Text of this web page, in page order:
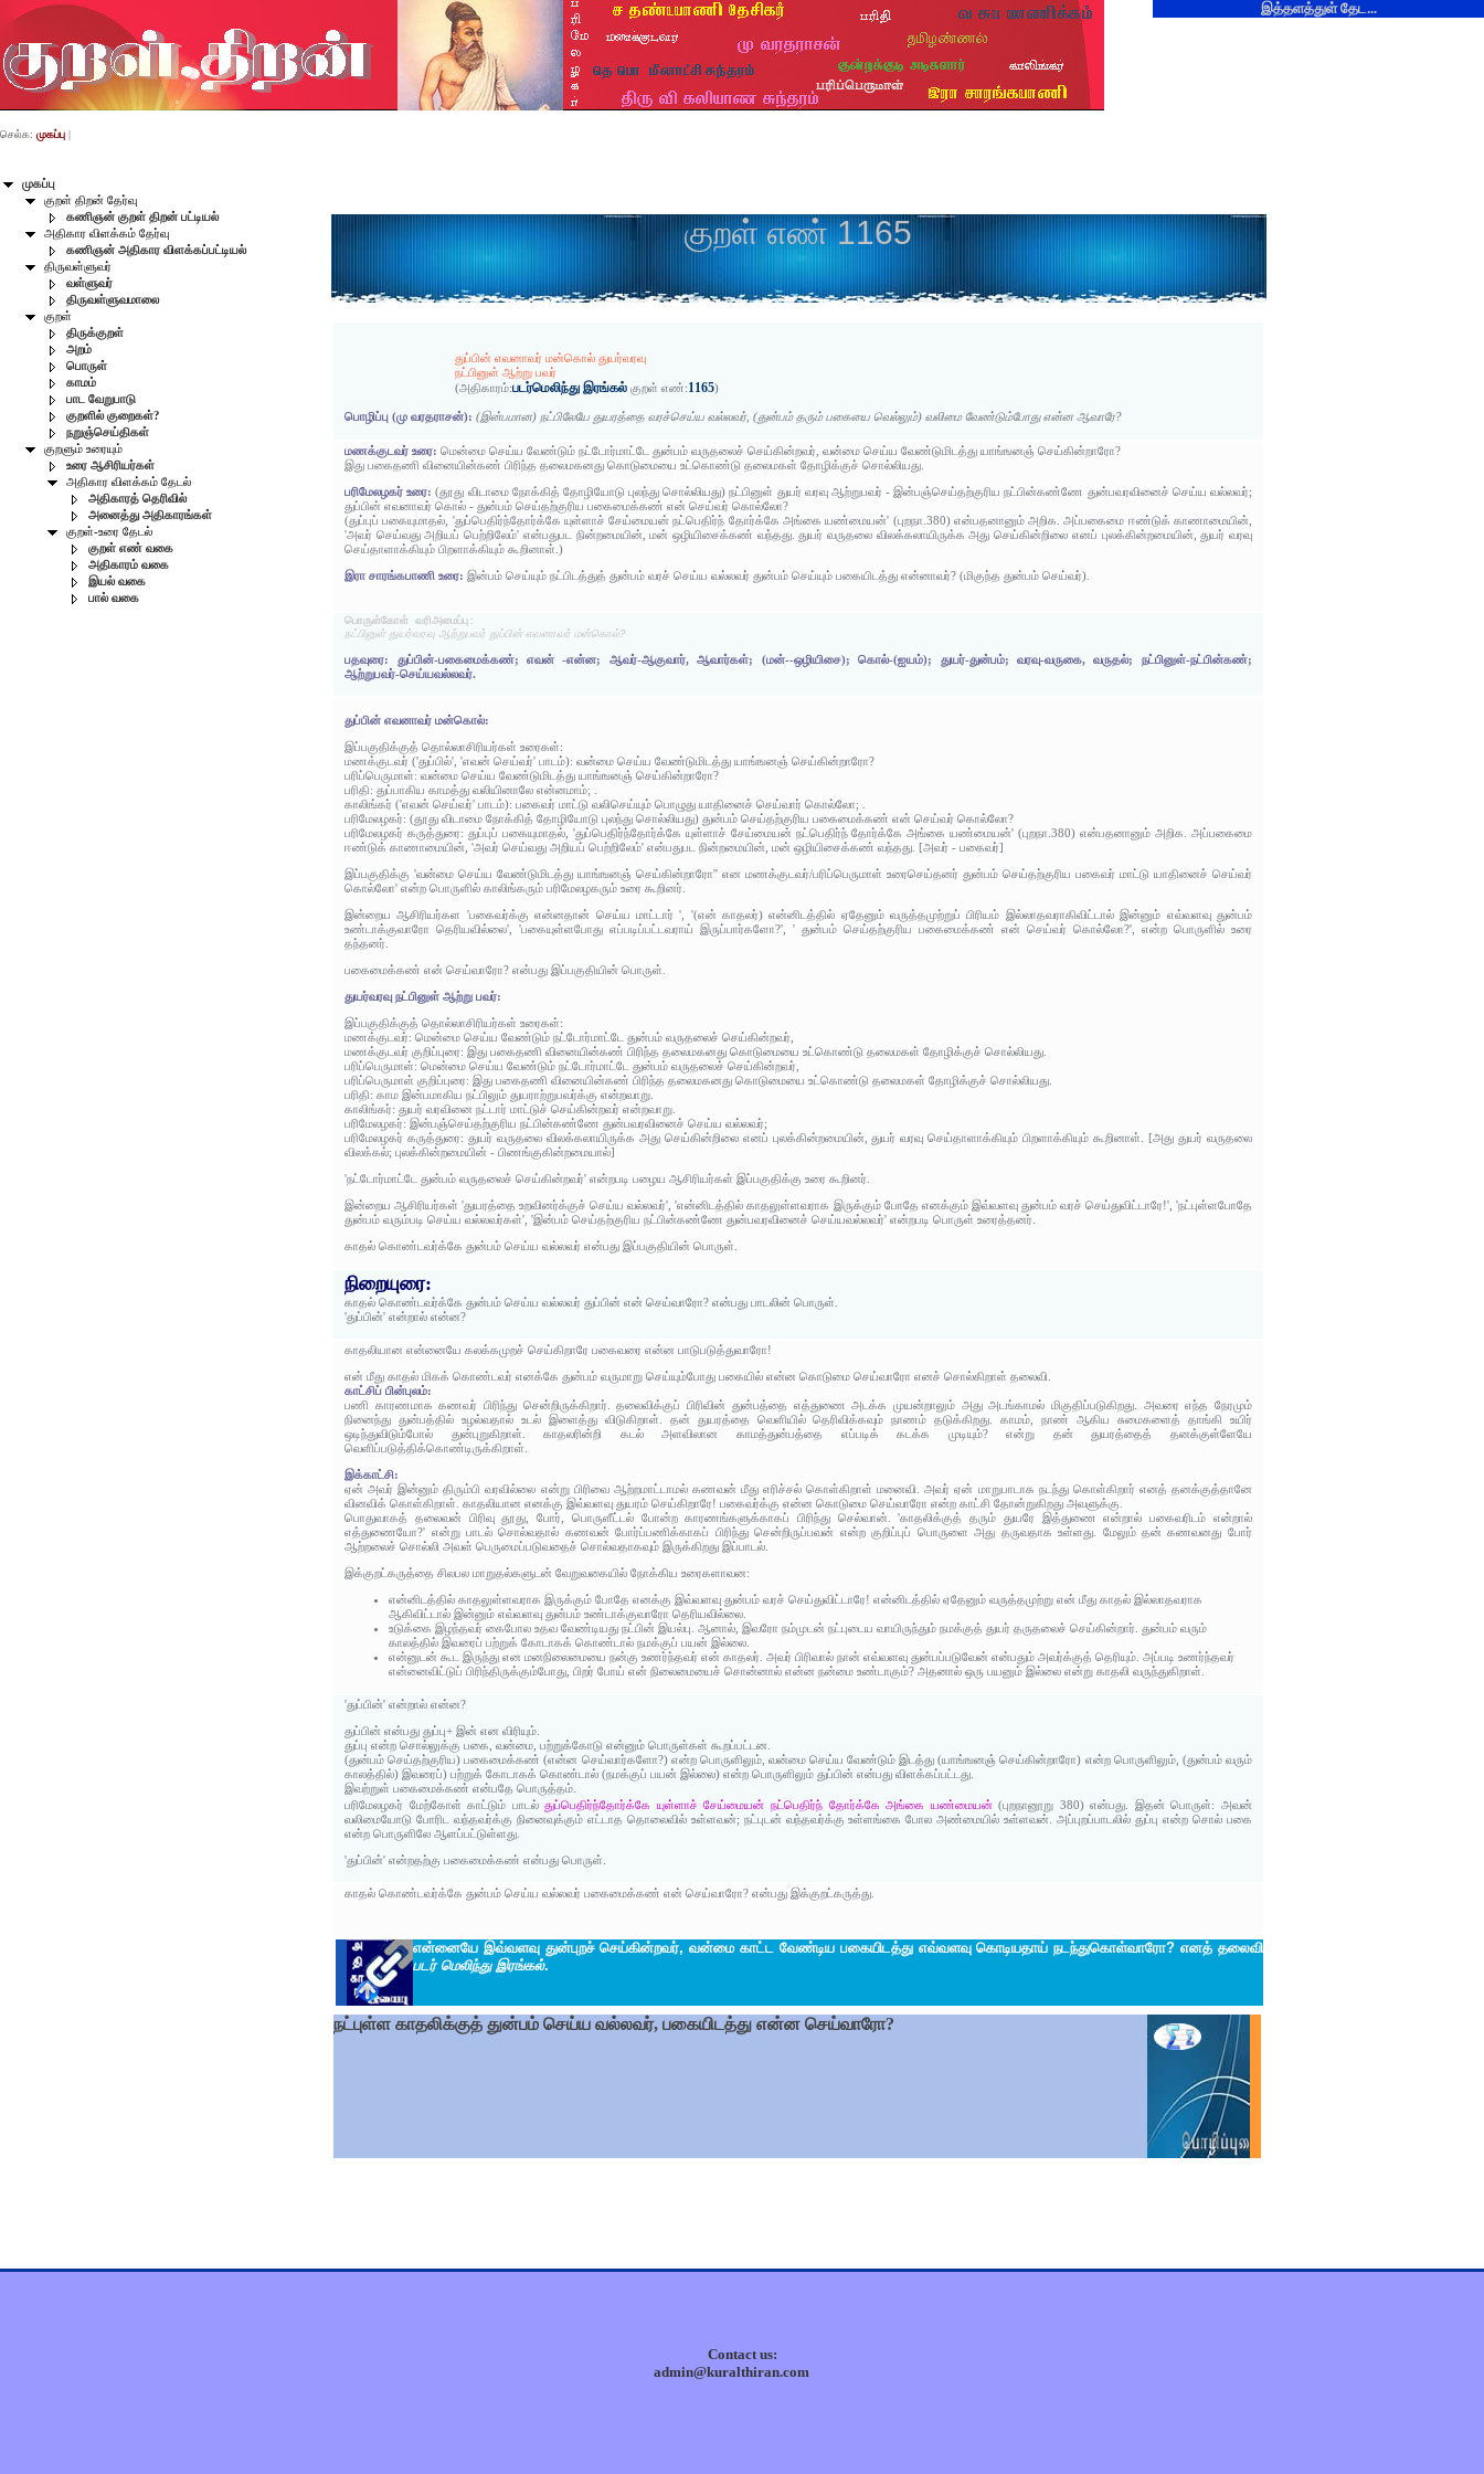
இத்தளத்துள் தேட...
முகப்பு
குறள் திறன் தேர்வு
கணிஞன் குறள் திறன் பட்டியல்
அதிகார விளக்கம் தேர்வு
கணிஞன் அதிகார விளக்கப்பட்டியல்
திருவள்ளுவர்
வள்ளுவர்
திருவள்ளுவமாலை
குறள்
திருக்குறள்
அறம்
பொருள்
காமம்
பாட வேறுபாடு
குறளில் குறைகள்?
நறுஞ்செய்திகள்
குறளும் உரையும்
உரை ஆசிரியர்கள்
அதிகார விளக்கம் தேடல்
அதிகாரத் தெரிவில்
அனைத்து அதிகாரங்கள்
குறள்-உரை தேடல்
குறள் எண் வகை
அதிகாரம் வகை
இயல் வகை
பால் வகை
செல்க: முகப்பு |
குறள் எண் 1165
துப்பின் எவனாவர் மன்கொல் துயர்வரவு
நட்பினுள் ஆற்று பவர்
(அதிகாரம்:படர்மெலிந்து இரங்கல் குறள் எண்:1165)
பொழிப்பு (மு வரதராசன்): (இன்பமான) நட்பிலேயே துயரத்தை வரச்செய்ய வல்லவர், (துன்பம் தரும் பகையை வெல்லும்) வலிமை வேண்டும்போது என்ன ஆவாரே?
மணக்குடவர் உரை:மென்மை செய்ய வேண்டும் நட்டோர்மாட்டே துன்பம் வருதலைச் செய்கின்றவர், வன்மை செய்ய வேண்டுமிடத்து யாங்ஙனஞ் செய்கின்றாரோ?
இது பகைதணி வினையின்கண் பிரிந்த தலைமகனது கொடுமையை உட்கொண்டு தலைமகள் தோழிக்குச் சொல்லியது.
பரிமேலழகர் உரை:(தூது விடாமை நோக்கித் தோழியோடு புலந்து சொல்லியது) நட்பினுள் துயர் வரவு ஆற்றுபவர் - இன்பஞ்செய்தற்குரிய நட்பின்கண்ணே துன்பவரவினைச் செய்ய வல்லவர்;
துப்பின் எவனாவர் கொல் - துன்பம் செய்தற்குரிய பகைமைக்கண் என் செய்வர் கொல்லோ?
(துப்புப் பகையுமாதல், 'துப்பெதிர்ந்தோர்க்கே யுள்ளாச் சேய்மையன் நட்பெதிர்ந் தோர்க்கே அங்கை யண்மையன்' (புறநா.380) என்பதனானும் அறிக. அப்பகைமை ஈண்டுக் காணாமையின்,
'அவர் செய்வது அறியப் பெற்றிலேம்' என்பதுபட நின்றமையின், மன் ஒழியிசைக்கண் வந்தது. துயர் வருதலை விலக்கலாயிருக்க அது செய்கின்றிலை எனப் புலக்கின்றமையின், துயர் வரவு
செய்தாளாக்கியும் பிறளாக்கியும் கூறினாள்.)
இரா சாரங்கபாணி உரை:இன்பம் செய்யும் நட்பிடத்துத் துன்பம் வரச் செய்ய வல்லவர் துன்பம் செய்யும் பகையிடத்து என்னாவர்? (மிகுந்த துன்பம் செய்வர்).
பொருள்கோள் வரிஅமைப்பு:
நட்பினுள் துயர்வரவு ஆற்றுபவர் துப்பின் எவனாவர் மன்கொல்?
பதவுரை: துப்பின்-பகைமைக்கண்; எவன் -என்ன; ஆவர்-ஆகுவார், ஆவார்கள்; (மன்--ஒழியிசை); கொல்-(ஐயம்); துயர்-துன்பம்; வரவு-வருகை, வருதல்; நட்பினுள்-நட்பின்கண்;
ஆற்றுபவர்-செய்யவல்லவர்.
துப்பின் எவனாவர் மன்கொல்:
இப்பகுதிக்குத் தொல்லாசிரியர்கள் உரைகள்:
மணக்குடவர் ('துப்பில்', 'எவன் செய்வர்' பாடம்): வன்மை செய்ய வேண்டுமிடத்து யாங்ஙனஞ் செய்கின்றாரோ?
பரிப்பெருமாள்: வன்மை செய்ய வேண்டுமிடத்து யாங்ஙனஞ் செய்கின்றாரோ?
பரிதி: துப்பாகிய காமத்து வலியினாலே என்னமாம்; .
காலிங்கர் ('எவன் செய்வர்' பாடம்): பகைவர் மாட்டு வலிசெய்யும் பொழுது யாதினைச் செய்வார் கொல்லோ; .
பரிமேலழகர்: (தூது விடாமை நோக்கித் தோழியோடு புலந்து சொல்லியது) துன்பம் செய்தற்குரிய பகைமைக்கண் என் செய்வர் கொல்லோ?
பரிமேலழகர் கருத்துரை: துப்புப் பகையுமாதல், 'துப்பெதிர்ந்தோர்க்கே யுள்ளாச் சேய்மையன் நட்பெதிர்ந் தோர்க்கே அங்கை யண்மையன்' (புறநா.380) என்பதனானும் அறிக. அப்பகைமை
ஈண்டுக் காணாமையின், 'அவர் செய்வது அறியப் பெற்றிலேம்' என்பதுபட நின்றமையின், மன் ஒழியிசைக்கண் வந்தது. [அவர் - பகைவர்]
இப்பகுதிக்கு 'வன்மை செய்ய வேண்டுமிடத்து யாங்ஙனஞ் செய்கின்றாரோ'' என மணக்குடவர்/பரிப்பெருமாள் உரைசெய்தனர் துன்பம் செய்தற்குரிய பகைவர் மாட்டு யாதினைச் செய்வர்
கொல்லோ' என்ற பொருளில் காலிங்கரும் பரிமேலழகரும் உரை கூறினர்.
இன்றைய ஆசிரியர்கள 'பகைவர்க்கு என்னதான் செய்ய மாட்டார் ', '(என் காதலர்) என்னிடத்தில் ஏதேனும் வருத்தமுற்றுப் பிரியம் இல்லாதவராகிவிட்டால் இன்னும் எவ்வளவு துன்பம்
உண்டாக்குவாரோ தெரியவில்லை', 'பகையுள்ளபோது எப்படிப்பட்டவராய் இருப்பார்களோ?', ' துன்பம் செய்தற்குரிய பகைமைக்கண் என் செய்வர் கொல்லோ?', என்ற பொருளில் உரை
தந்தனர்.
பகைமைக்கண் என் செய்வாரோ? என்பது இப்பகுதியின் பொருள்.
துயர்வரவு நட்பினுள் ஆற்று பவர்:
இப்பகுதிக்குத் தொல்லாசிரியர்கள் உரைகள்:
மணக்குடவர்: மென்மை செய்ய வேண்டும் நட்டோர்மாட்டே துன்பம் வருதலைச் செய்கின்றவர்,
மணக்குடவர் குறிப்புரை: இது பகைதணி வினையின்கண் பிரிந்த தலைமகனது கொடுமையை உட்கொண்டு தலைமகள் தோழிக்குச் சொல்லியது.
பரிப்பெருமாள்: மென்மை செய்ய வேண்டும் நட்டோர்மாட்டே துன்பம் வருதலைச் செய்கின்றவர்,
பரிப்பெருமாள் குறிப்புரை: இது பகைதணி வினையின்கண் பிரிந்த தலைமகனது கொடுமையை உட்கொண்டு தலைமகள் தோழிக்குச் சொல்லியது.
பரிதி: காம இன்பமாகிய நட்பிலும் துயராற்றுபவர்க்கு என்றவாறு.
காலிங்கர்: துயர் வரவினை நட்டார் மாட்டுச் செய்கின்றவர் என்றவாறு.
பரிமேலழகர்: இன்பஞ்செய்தற்குரிய நட்பின்கண்ணே துன்பவரவினைச் செய்ய வல்லவர்;
பரிமேலழகர் கருத்துரை: துயர் வருதலை விலக்கலாயிருக்க அது செய்கின்றிலை எனப் புலக்கின்றமையின், துயர் வரவு செய்தாளாக்கியும் பிறளாக்கியும் கூறினாள். [அது துயர் வருதலை
விலக்கல்; புலக்கின்றமையின் - பிணங்குகின்றமையால்]
'நட்டோர்மாட்டே துன்பம் வருதலைச் செய்கின்றவர்' என்றபடி பழைய ஆசிரியர்கள் இப்பகுதிக்கு உரை கூறினர்.
இன்றைய ஆசிரியர்கள் 'துயரத்தை உறவினர்க்குச் செய்ய வல்லவர்', 'என்னிடத்தில் காதலுள்ளவராக இருக்கும் போதே எனக்கும் இவ்வளவு துன்பம் வரச் செய்துவிட்டாரே!', 'நட்புள்ளபோதே
துன்பம் வரும்படி செய்ய வல்லவர்கள்', 'இன்பம் செய்தற்குரிய நட்பின்கண்ணே துன்பவரவினைச் செய்யவல்லவர்' என்றபடி பொருள் உரைத்தனர்.
காதல் கொண்டவர்க்கே துன்பம் செய்ய வல்லவர் என்பது இப்பகுதியின் பொருள்.
நிறையுரை:
காதல் கொண்டவர்க்கே துன்பம் செய்ய வல்லவர் துப்பின் என் செய்வாரோ? என்பது பாடலின் பொருள்.
'துப்பின்' என்றால் என்ன?
காதலியான என்னையே கலக்கமுறச் செய்கிறாரே பகைவரை என்ன பாடுபடுத்துவாரோ!
என் மீது காதல் மிகக் கொண்டவர் எனக்கே துன்பம் வருமாறு செய்யும்போது பகையில் என்ன கொடுமை செய்வாரோ எனச் சொல்கிறாள் தலைவி.
காட்சிப் பின்புலம்:
பணி காரணமாக கணவர் பிரிந்து சென்றிருக்கிறார். தலைவிக்குப் பிரிவின் துன்பத்தை எத்துணை அடக்க முயன்றாலும் அது அடங்காமல் மிகுதிப்படுகிறது. அவரை எந்த நேரமும்
நினைந்து துன்பத்தில் உழல்வதால் உடல் இளைத்து விடுகிறாள். தன் துயரத்தை வெளியில் தெரிவிக்கவும் நாணம் தடுக்கிறது. காமம், நாண் ஆகிய சுமைகளைத் தாங்கி உயிர்
ஒடிந்துவிடும்போல் துன்புறுகிறாள். காதலரின்றி கடல் அளவிலான காமத்துன்பத்தை எப்படிக் கடக்க முடியும்? என்று தன் துயரத்தைத் தனக்குள்ளேயே
வெளிப்படுத்திக்கொண்டிருக்கிறாள்.
இக்காட்சி:
ஏன் அவர் இன்னும் திரும்பி வரவில்லை என்று பிரிவை ஆற்றமாட்டாமல் கணவன் மீது எரிச்சல் கொள்கிறாள் மனைவி. அவர் ஏன் மாறுபாடாக நடந்து கொள்கிறார் எனத் தனக்குத்தானே
வினவிக் கொள்கிறாள். காதலியான எனக்கு இவ்வளவு துயரம் செய்கிறாரே! பகைவர்க்கு என்ன கொடுமை செய்வாரோ என்ற காட்சி தோன்றுகிறது அவளுக்கு.
பொதுவாகத் தலைவன் பிரிவு தூது, போர், பொருளீட்டல் போன்ற காரணங்களுக்காகப் பிரிந்து செல்வான். 'காதலிக்குத் தரும் துயரே இத்துணை என்றால் பகைவரிடம் என்றால்
எத்துணையோ?' என்று பாடல் சொல்வதால் கணவன் போர்ப்பணிக்காகப் பிரிந்து சென்றிருப்பவன் என்ற குறிப்புப் பொருளை அது தருவதாக உள்ளது. மேலும் தன் கணவனது போர்
ஆற்றலைச் சொல்லி அவள் பெருமைப்படுவதைச் சொல்வதாகவும் இருக்கிறது இப்பாடல்.
இக்குறட்கருத்தை சிலபல மாறுதல்களுடன் வேறுவகையில் நோக்கிய உரைகளாவன:
என்னிடத்தில் காதலுள்ளவராக இருக்கும் போதே எனக்கு இவ்வளவு துன்பம் வரச் செய்துவிட்டாரே! என்னிடத்தில் ஏதேனும் வருத்தமுற்று என் மீது காதல் இல்லாதவராக
ஆகிவிட்டால் இன்னும் எவ்வளவு துன்பம் உண்டாக்குவாரோ தெரியவில்லை.
உடுக்கை இழந்தவர் கைபோல உதவ வேண்டியது நட்பின் இயல்பு. ஆனால், இவரோ நம்முடன் நட்புடைய வாயிருந்தும் நமக்குத் துயர் தருதலைச் செய்கின்றார். துன்பம் வரும்
காலத்தில் இவரைப் பற்றுக் கோடாகக் கொண்டால் நமக்குப் பயன் இல்லை.
என்னுடன் கூட இருந்து என மனநிலைமையை நன்கு உணர்ந்தவர் என் காதலர். அவர் பிரிவால் நான் எவ்வளவு துன்பப்படுவேன் என்பதும் அவர்க்குத் தெரியும். அப்படி உணர்ந்தவர்
என்னைவிட்டுப் பிரிந்திருக்கும்போது, பிறர் போய் என் நிலைமையைச் சொன்னால் என்ன நன்மை உண்டாகும்? அதனால் ஒரு பயனும் இல்லை என்று காதலி வருந்துகிறாள்.
'துப்பின்' என்றால் என்ன?
துப்பின் என்பது துப்பு+ இன் என விரியும்.
துப்பு என்ற சொல்லுக்கு பகை, வன்மை, பற்றுக்கோடு என்னும் பொருள்கள் கூறப்பட்டன.
(துன்பம் செய்தற்குரிய) பகைமைக்கண் (என்ன செய்வார்களோ?) என்ற பொருளிலும், வன்மை செய்ய வேண்டும் இடத்து (யாங்ஙனஞ் செய்கின்றாரோ) என்ற பொருளிலும், (துன்பம் வரும்
காலத்தில்) இவரைப்) பற்றுக் கோடாகக் கொண்டால் (நமக்குப் பயன் இல்லை) என்ற பொருளிலும் துப்பின் என்பது விளக்கப்பட்டது.
இவற்றுள் பகைமைக்கண் என்பதே பொருத்தம்.
பரிமேலழகர் மேற்கோள் காட்டும் பாடல்துப்பெதிர்ந்தோர்க்கே யுள்ளாச் சேய்மையன் நட்பெதிர்ந் தோர்க்கே அங்கை யண்மையன்(புறநானூறு 380) என்பது. இதன் பொருள்: அவன்
வலிமையோடு போரிட வந்தவர்க்கு நினைவுக்கும் எட்டாத தொலைவில் உள்ளவன்; நட்புடன் வந்தவர்க்கு உள்ளங்கை போல அண்மையில் உள்ளவன். அப்புறப்பாடலில் துப்பு என்ற சொல் பகை
என்ற பொருளிலே ஆளப்பட்டுள்ளது.
'துப்பின்' என்றதற்கு பகைமைக்கண் என்பது பொருள்.
காதல் கொண்டவர்க்கே துன்பம் செய்ய வல்லவர் பகைமைக்கண் என் செய்வாரோ? என்பது இக்குறட்கருத்து.
என்னையே இவ்வளவு துன்புறச் செய்கின்றவர், வன்மை காட்ட வேண்டிய பகையிடத்து எவ்வளவு கொடியதாய் நடந்துகொள்வாரோ? எனத் தலைவி
படர் மெலிந்து இரங்கல்.
நட்புள்ள காதலிக்குத் துன்பம் செய்ய வல்லவர், பகையிடத்து என்ன செய்வாரோ?
Contact us:
admin@kuralthiran.com